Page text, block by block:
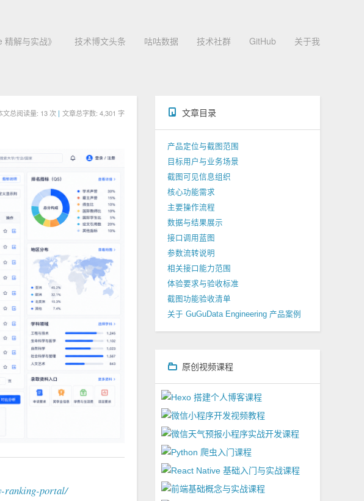
精解与实战》 技术博文头条 咕咕数据 技术社群 GitHub 关于我
文总阅读量: 13 次 | 文章总字数: 4,301 字
ranking-portal/
文章目录
产品定位与截图范围
目标用户与业务场景
截图可见信息组织
核心功能需求
主要操作流程
数据与结果展示
接口调用蓝图
参数流转说明
相关接口能力范围
体验要求与验收标准
截图功能验收清单
关于 GuGuData Engineering 产品案例
原创视频课程